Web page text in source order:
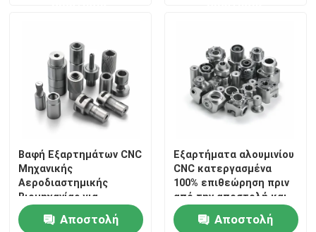
Υπηρεσίες χύτευσης με έγχυση
Τμήματα ρίψεων κύβων
Υπηρεσία εξατομικευμένων συγκόλλησης
Βαφή Εξαρτημάτων CNC
Μηχανικής
Αεροδιαστημικής
Βιομηχανίας για
Εξειδικευμένες
ΕφαρμογέςΑποστολή
Εξαρτήματα αλουμινίου
CNC κατεργασμένα
100% επιθεώρηση πριν
από την αποστολή και
επιμετάλλωση για
έλεγχο Αποστολή